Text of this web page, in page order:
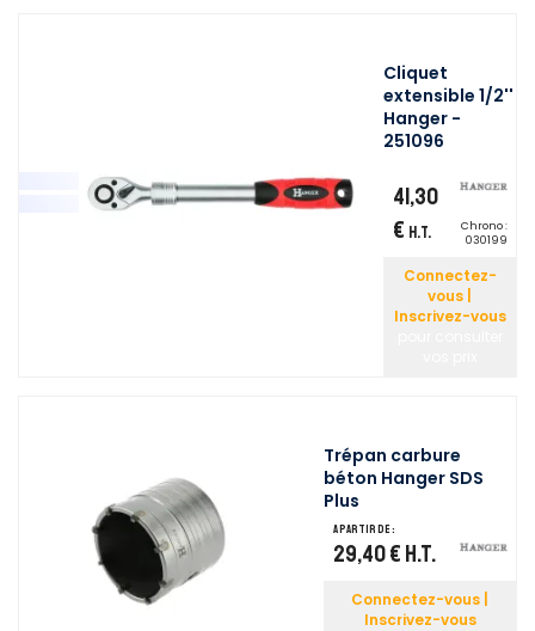
Cliquet
extensible 1/2''
Hanger -
251096
41,30
€ H.T.
Chrono :
030199
Connectez-
vous |
Inscrivez-vous
Trépan carbure
béton Hanger SDS
Plus
A partir de :
29,40 € H.T.
Connectez-vous |
Inscrivez-vous